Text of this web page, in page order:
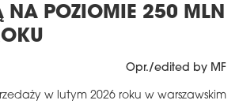
NA POZIOMIE 250 MLN
Opr./edited by MF
w lutym 2026 roku w warszawskim